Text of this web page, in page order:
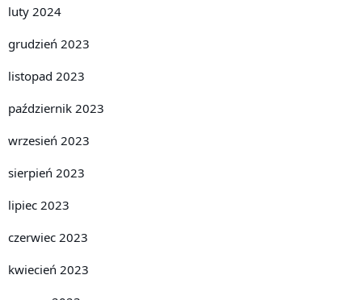
luty 2024
grudzień 2023
listopad 2023
październik 2023
wrzesień 2023
sierpień 2023
lipiec 2023
czerwiec 2023
kwiecień 2023